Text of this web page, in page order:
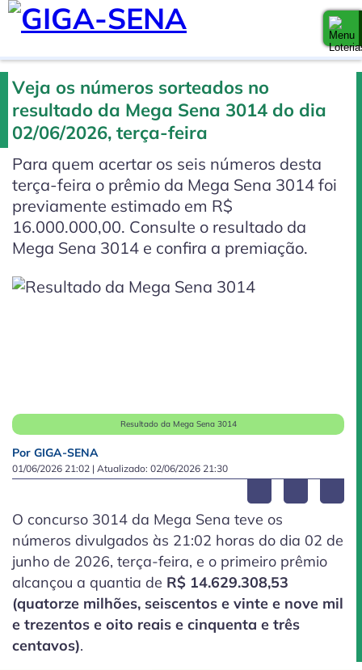
Veja os números sorteados no
resultado da Mega Sena 3014 do dia
02/06/2026, terça-feira
Para quem acertar os seis números desta
terça-feira o prêmio da Mega Sena 3014 foi
previamente estimado em R$
16.000.000,00. Consulte o resultado da
Mega Sena 3014 e confira a premiação.
Resultado da Mega Sena 3014
Por GIGA-SENA
01/06/2026 21:02 | Atualizado: 02/06/2026 21:30
O concurso 3014 da Mega Sena teve os
números divulgados às 21:02 horas do dia 02 de
junho de 2026, terça-feira, e o primeiro prêmio
alcançou a quantia de R$ 14.629.308,53
(quatorze milhões, seiscentos e vinte e nove mil
e trezentos e oito reais e cinquenta e três
centavos).